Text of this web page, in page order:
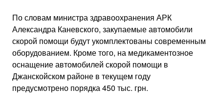
По словам министра здравоохранения АРК
Александра Каневского, закупаемые автомобили
скорой помощи будут укомплектованы современным
оборудованием. Кроме того, на медикаментозное
оснащение автомобилей скорой помощи в
Джанскойском районе в текущем году
предусмотрено порядка 450 тыс. грн.